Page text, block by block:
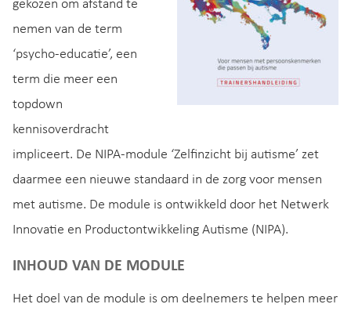
gekozen om afstand te
nemen van de term
‘psycho-educatie’, een
term die meer een
topdown
kennisoverdracht
impliceert. De NIPA-module ‘Zelfinzicht bij autisme’ zet
daarmee een nieuwe standaard in de zorg voor mensen
met autisme. De module is ontwikkeld door het Netwerk
Innovatie en Productontwikkeling Autisme (NIPA).
INHOUD VAN DE MODULE
Het doel van de module is om deelnemers te helpen meer